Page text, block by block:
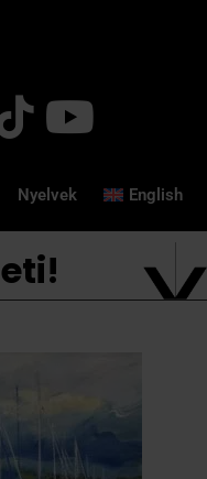
Nyelvek English